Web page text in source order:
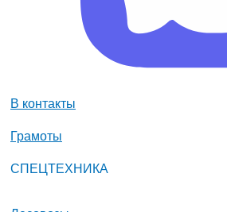
В контакты
Грамоты
СПЕЦТЕХНИКА